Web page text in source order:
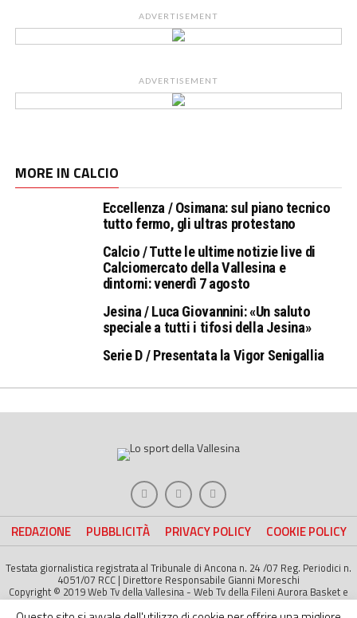
ADVERTISEMENT
ADVERTISEMENT
MORE IN CALCIO
Eccellenza / Osimana: sul piano tecnico
tutto fermo, gli ultras protestano
Calcio / Tutte le ultime notizie live di
Calciomercato della Vallesina e
dintorni: venerdì 7 agosto
Jesina / Luca Giovannini: «Un saluto
speciale a tutti i tifosi della Jesina»
Serie D / Presentata la Vigor Senigallia
REDAZIONE PUBBLICITÀ PRIVACY POLICY COOKIE POLICY
Testata giornalistica registrata al Tribunale di Ancona n. 24 /07 Reg. Periodici n.
4051/07 RCC | Direttore Responsabile Gianni Moreschi
Copyright © 2019 Web Tv della Vallesina - Web Tv della Fileni Aurora Basket e
della Jesina Calcio. All right Reserved | Project byLife Color